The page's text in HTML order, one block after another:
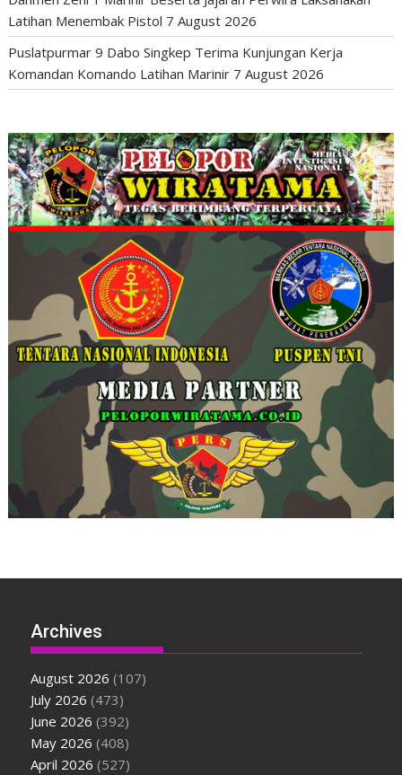
Latihan Menembak Pistol 7 August 2026
Puslatpurmar 9 Dabo Singkep Terima Kunjungan Kerja
Komandan Komando Latihan Marinir 7 August 2026
Archives
August 2026 (107)
July 2026 (473)
June 2026 (392)
May 2026 (408)
April 2026 (527)